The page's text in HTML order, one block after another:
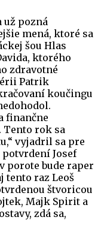
už pozná
mená, ktoré sa
šou Hlas
ktorého
zdravotné
Patrik
koučingu
finančne
Tento rok sa
vyjadril sa pre
potvrdení Josef
porote bude raper
tento raz Leoš
štvoricou
Majk Spirit a
zdá sa,